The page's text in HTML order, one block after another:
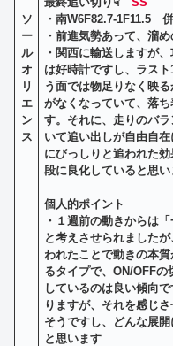
ソ
ー
ル
オ
リ
エ
ン
ス
・南W6F82.7-1F11.5
・前進気勢あって、溜
・関西に輸送しますが
は好時計ですし、ラス
う面では物足りなく映
がなくなっていて、落
す。それに、走りのバ
いて追い出しが自由自
にびっしりと追われた
段に良化していると思い
個人的ポイント
・１週前の動きからは
と考えさせられましたが
われたことで動きの本
るタイプで、ON/OFFの
しているのは良い傾向
りますが、それを感じ
そうですし、どんな展
と思います